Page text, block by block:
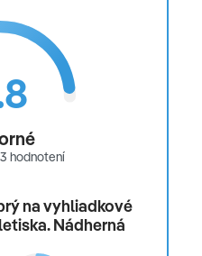
hodnotení
na vyhliadkové
Nádherná